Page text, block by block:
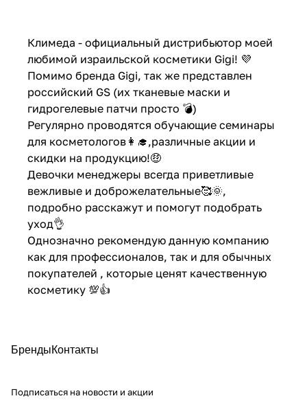
Климеда - официальный дистрибьютор моей
любимой израильской косметики Gigi! 💜
Помимо бренда Gigi, так же представлен
российский GS (их тканевые маски и
гидрогелевые патчи просто 💣)
Регулярно проводятся обучающие семинары
для косметологов👩‍🎓,различные акции и
скидки на продукцию!🤑
Девочки менеджеры всегда приветливые
вежливые и доброжелательные🥰🌞,
подробно расскажут и помогут подобрать
уход👌
Однозначно рекомендую данную компанию
как для профессионалов, так и для обычных
покупателей , которые ценят качественную
косметику 💯👍
БрендыКонтакты
Подписаться на новости и акции